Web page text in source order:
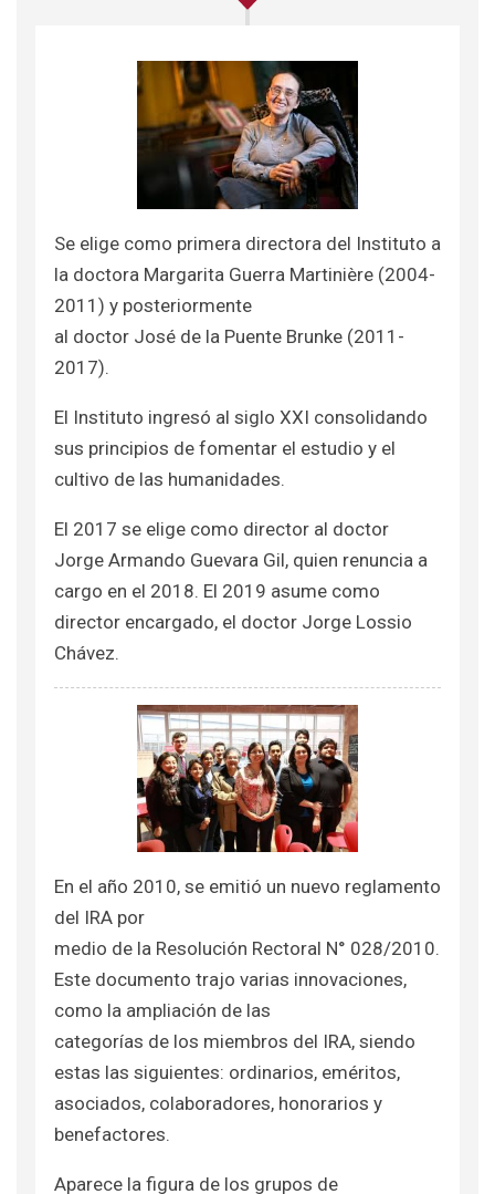
Se elige como primera directora del Instituto a
la doctora Margarita Guerra Martinière (2004-
2011) y posteriormente
al doctor José de la Puente Brunke (2011-
2017).
El Instituto ingresó al siglo XXI consolidando
sus principios de fomentar el estudio y el
cultivo de las humanidades.
El 2017 se elige como director al doctor
Jorge Armando Guevara Gil, quien renuncia a
cargo en el 2018. El 2019 asume como
director encargado, el doctor Jorge Lossio
Chávez.
En el año 2010, se emitió un nuevo reglamento
del IRA por
medio de la Resolución Rectoral N° 028/2010.
Este documento trajo varias innovaciones,
como la ampliación de las
categorías de los miembros del IRA, siendo
estas las siguientes: ordinarios, eméritos,
asociados, colaboradores, honorarios y
benefactores.
Aparece la figura de los grupos de